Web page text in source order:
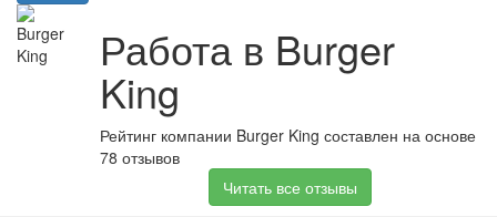
Работа в Burger
King
Рейтинг компании Burger King составлен на основе
78 отзывов
Читать все отзывы